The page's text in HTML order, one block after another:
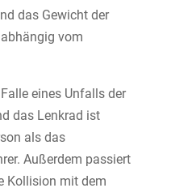
das Gewicht der
vom
eines Unfalls der
das Lenkrad ist
als das
Außerdem passiert
Kollision mit dem